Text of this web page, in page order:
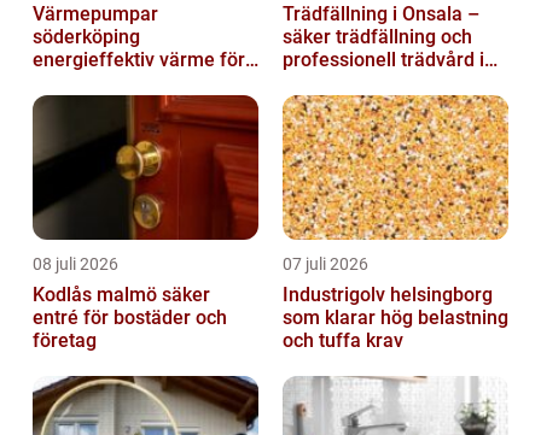
Värmepumpar
söderköping
energieffektiv värme för
Trädfällning i Onsala –
säker trädfällning och
professionell trädvård i
08 juli 2026
Kodlås malmö säker
entré för bostäder och
företag
07 juli 2026
Industrigolv helsingborg
som klarar hög belastning
och tuffa krav